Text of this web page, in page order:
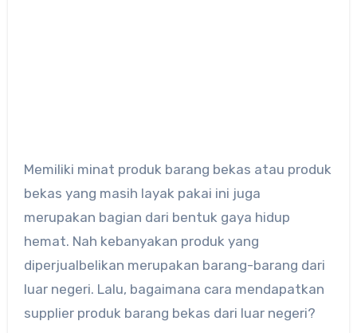
Memiliki minat produk barang bekas atau produk
bekas yang masih layak pakai ini juga
merupakan bagian dari bentuk gaya hidup
hemat. Nah kebanyakan produk yang
diperjualbelikan merupakan barang-barang dari
luar negeri. Lalu, bagaimana cara mendapatkan
supplier produk barang bekas dari luar negeri?